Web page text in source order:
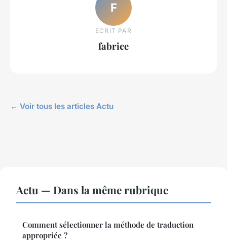
F
ECRIT PAR
fabrice
← Voir tous les articles Actu
Actu — Dans la même rubrique
Comment sélectionner la méthode de traduction
appropriée ?